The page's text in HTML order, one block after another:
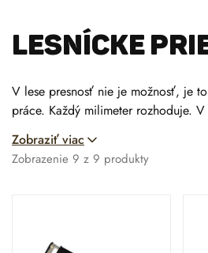
LESNÍCKE
V lese presnosť nie je možnosť, je
práce. Každý milimeter rozhoduje. V
kategórii
kalibrované meracie nástroje, ktoré
potrebujete. Či už oceňujete
Zobraziť viac
Zobrazenie 9 z 9 produkty